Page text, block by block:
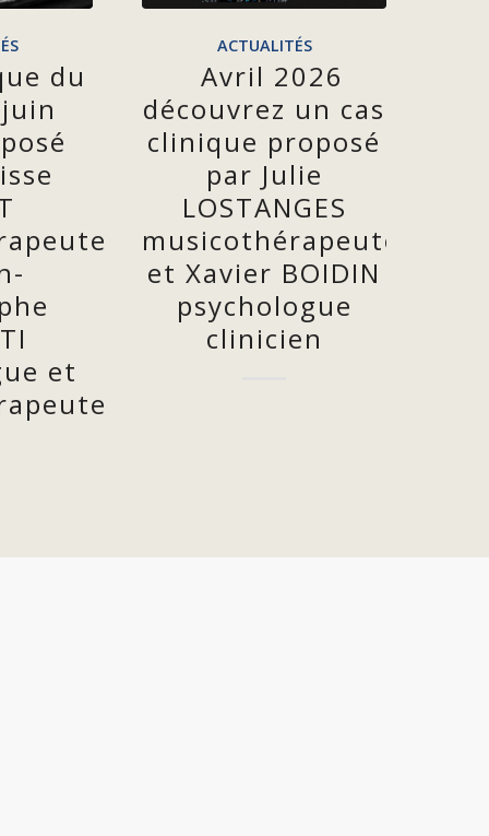
du
et
ACTUALITÉS
Avril 2026
découvrez un cas
clinique proposé
par Julie
LOSTANGES
musicothérapeute
et Xavier BOIDIN
psychologue
clinicien